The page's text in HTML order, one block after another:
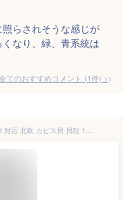
らされそうな感じが
なり、緑、青系統は
てのおすすめコメント (1件) >
ペンダントライト アンティーク おしゃれ led 対応 北欧 カピス貝 貝殻 1灯 ペンダントランプ 照明 シーリングライト カフェ風 ダクトレール用（要アダプタ） 玄関 天井 トイレ リビング ダイニング キッチン アンティーク風 フレンチ カントリー レトロ ステンドグラス風